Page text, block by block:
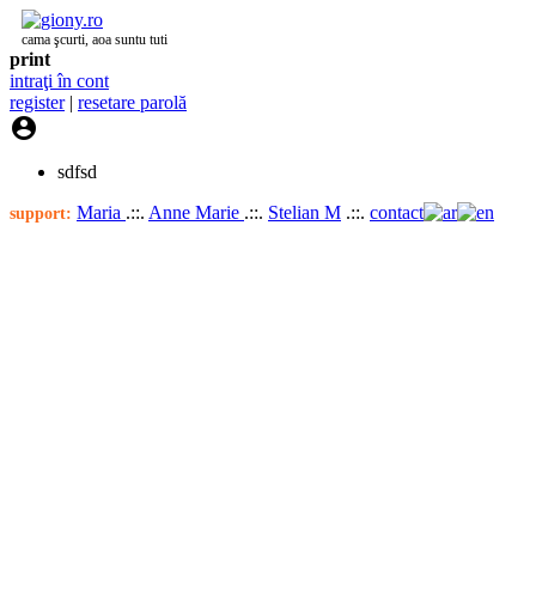
cama şcurti, aoa suntu tuti
print
intraţi în cont
register| resetare parolă

sdfsd
support: Maria .::. Anne Marie .::. Stelian M .::. contact